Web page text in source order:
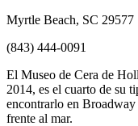
Myrtle Beach, SC 29577
(843) 444-0091
El Museo de Cera de
2014, es el cuarto de su
encontrarlo en
frente al mar.